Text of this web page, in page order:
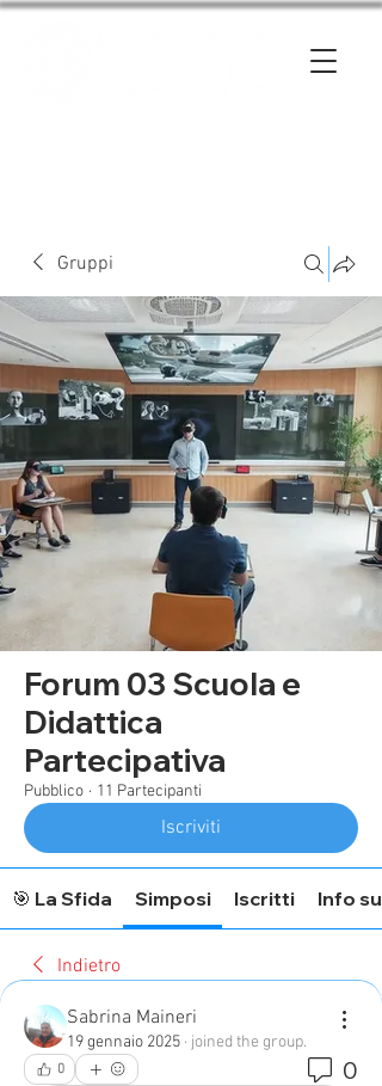
Gruppi
Forum 03 Scuola e
Didattica
Partecipativa
Pubblico · 11 Partecipanti
Iscriviti
🎯 La Sfida Simposi Iscritti Info
Indietro
Sabrina Maineri
19 gennaio 2025 · joined the group.
0 0